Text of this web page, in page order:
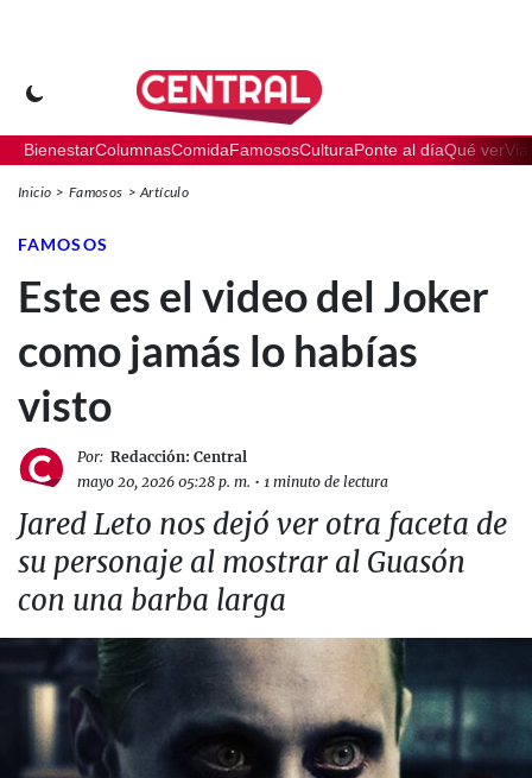
BienestarColumnasComidaFamososCulturaPonte al díaQué ver
Inicio Famosos Artículo
FAMOSOS
Este es el video del Joker
como jamás lo habías
visto
Por: Redacción: Central
mayo 20, 2026 05:28 p. m. • 1 minuto de lectura
Jared Leto nos dejó ver otra faceta de
su personaje al mostrar al Guasón
con una barba larga